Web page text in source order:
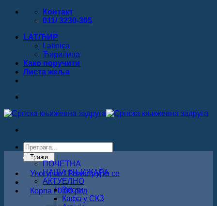
Прескочи
Контакт
011/ 3230-305
LAT/ЋИР
Latinica
Ћирилица
Како поручити
Листa жеља
Products
search
Тражи
Улогуј се / Региструјте се
Корпа /0.00рсд
ПОЧЕТНА
НАША КЊИЖАРА
АКТУЕЛНО
Вести
Кафа у СКЗ